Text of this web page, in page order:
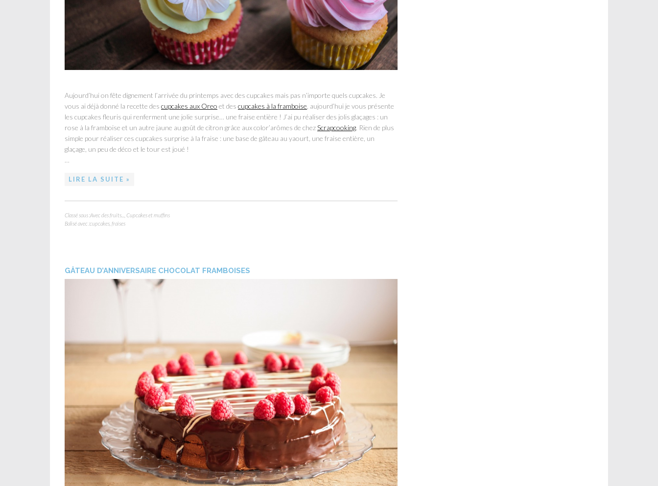
Aujourd’hui on fête dignement l’arrivée du printemps avec des cupcakes mais pas n’importe quels cupcakes. Je
vous ai déjà donné la recette des cupcakes aux Oreo et des cupcakes à la framboise , aujourd’hui je vous présente
les cupcakes fleuris qui renferment une jolie surprise… une fraise entière ! J’ai pu réaliser des jolis glaçages : un
rose à la framboise et un autre jaune au goût de citron grâce aux color’arômes de chezScrapcooking. Rien de plus
simple pour réaliser ces cupcakes surprise à la fraise : une base de gâteau au yaourt, une fraise entière, un
glaçage, un peu de déco et le tour est joué !
…
LIRE LA SUITE »
Classé sous :Avec des fruits...
Cupcakes et muffins
Balisé avec :cupcakes fraises
GÂTEAU D’ANNIVERSAIRE CHOCOLAT FRAMBOISES